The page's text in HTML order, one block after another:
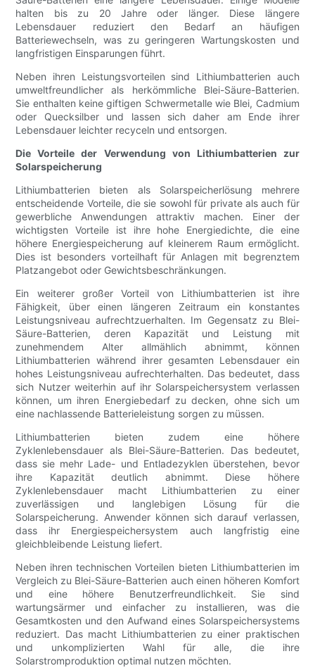
halten bis zu 20 Jahre oder länger. Diese längere
Lebensdauer reduziert den Bedarf an häufigen
Batteriewechseln, was zu geringeren Wartungskosten und
langfristigen Einsparungen führt.
Neben ihren Leistungsvorteilen sind Lithiumbatterien auch
umweltfreundlicher als herkömmliche Blei-Säure-Batterien.
Sie enthalten keine giftigen Schwermetalle wie Blei, Cadmium
oder Quecksilber und lassen sich daher am Ende ihrer
Lebensdauer leichter recyceln und entsorgen.
Die Vorteile der Verwendung von Lithiumbatterien zur
Solarspeicherung
Lithiumbatterien bieten als Solarspeicherlösung mehrere
entscheidende Vorteile, die sie sowohl für private als auch für
gewerbliche Anwendungen attraktiv machen. Einer der
wichtigsten Vorteile ist ihre hohe Energiedichte, die eine
höhere Energiespeicherung auf kleinerem Raum ermöglicht.
Dies ist besonders vorteilhaft für Anlagen mit begrenztem
Platzangebot oder Gewichtsbeschränkungen.
Ein weiterer großer Vorteil von Lithiumbatterien ist ihre
Fähigkeit, über einen längeren Zeitraum ein konstantes
Leistungsniveau aufrechtzuerhalten. Im Gegensatz zu Blei-
Säure-Batterien, deren Kapazität und Leistung mit
zunehmendem Alter allmählich abnimmt, können
Lithiumbatterien während ihrer gesamten Lebensdauer ein
hohes Leistungsniveau aufrechterhalten. Das bedeutet, dass
sich Nutzer weiterhin auf ihr Solarspeichersystem verlassen
können, um ihren Energiebedarf zu decken, ohne sich um
eine nachlassende Batterieleistung sorgen zu müssen.
Lithiumbatterien bieten zudem eine höhere
Zyklenlebensdauer als Blei-Säure-Batterien. Das bedeutet,
dass sie mehr Lade- und Entladezyklen überstehen, bevor
ihre Kapazität deutlich abnimmt. Diese höhere
Zyklenlebensdauer macht Lithiumbatterien zu einer
zuverlässigen und langlebigen Lösung für die
Solarspeicherung. Anwender können sich darauf verlassen,
dass ihr Energiespeichersystem auch langfristig eine
gleichbleibende Leistung liefert.
Neben ihren technischen Vorteilen bieten Lithiumbatterien im
Vergleich zu Blei-Säure-Batterien auch einen höheren Komfort
und eine höhere Benutzerfreundlichkeit. Sie sind
wartungsärmer und einfacher zu installieren, was die
Gesamtkosten und den Aufwand eines Solarspeichersystems
reduziert. Das macht Lithiumbatterien zu einer praktischen
und unkomplizierten Wahl für alle, die ihre
Solarstromproduktion optimal nutzen möchten.